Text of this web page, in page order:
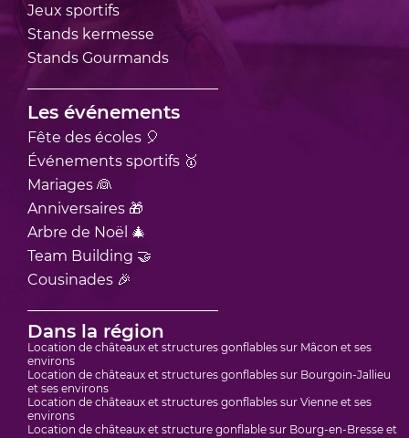
Jeux sportifs
Stands kermesse
Stands Gourmands
Les événements
Fête des écoles 🎈
Événements sportifs 🥇
Mariages 👰
Anniversaires 🎁
Arbre de Noël 🎄
Team Building 🤝
Cousinades 🎉
Dans la région
Location de châteaux et structures gonflables sur Mâcon et ses
environs
Location de châteaux et structures gonflables sur Bourgoin-Jallieu
et ses environs
Location de châteaux et structures gonflables sur Vienne et ses
environs
Location de châteaux et structure gonflable sur Bourg-en-Bresse et